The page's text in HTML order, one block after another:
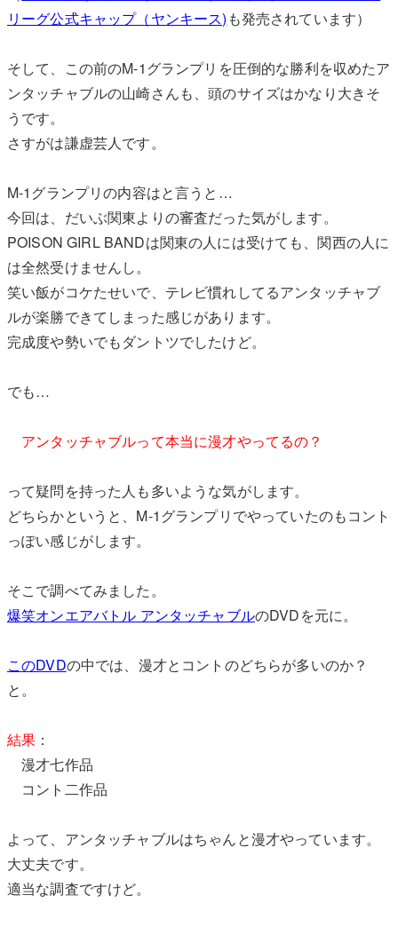
リーグ公式キャップ（ヤンキース) も発売されています）
そして、この前のM-1グランプリを圧倒的な勝利を収めたア
ンタッチャブルの山崎さんも、頭のサイズはかなり大きそ
うです。
さすがは謙虚芸人です。
M-1グランプリの内容はと言うと…
今回は、だいぶ関東よりの審査だった気がします。
POISON GIRL BANDは関東の人には受けても、関西の人に
は全然受けませんし。
笑い飯がコケたせいで、テレビ慣れしてるアンタッチャブ
ルが楽勝できてしまった感じがあります。
完成度や勢いでもダントツでしたけど。
でも…
アンタッチャブルって本当に漫才やってるの？
って疑問を持った人も多いような気がします。
どちらかというと、M-1グランプリでやっていたのもコント
っぽい感じがします。
そこで調べてみました。
爆笑オンエアバトル アンタッチャブルのDVDを元に。
このDVDの中では、漫才とコントのどちらが多いのか？
と。
結果 ：
漫才七作品
コント二作品
よって、アンタッチャブルはちゃんと漫才やっています。
大丈夫です。
適当な調査ですけど。